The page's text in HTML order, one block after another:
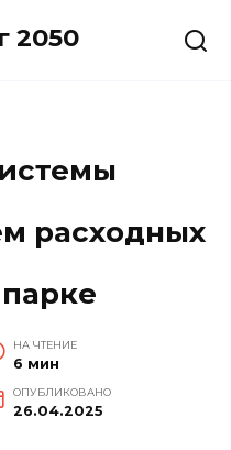
2050
расходных
НА ЧТЕНИЕ
6 мин
ОПУБЛИКОВАНО
26.04.2025